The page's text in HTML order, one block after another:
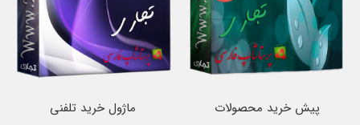
پیش خرید محصولات
ماژول خرید تلفنی